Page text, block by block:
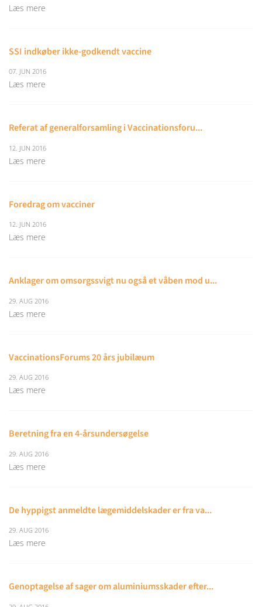
Læs mere
SSI indkøber ikke-godkendt vaccine
07. JUN 2016
Læs mere
Referat af generalforsamling i Vaccinationsforu...
12. JUN 2016
Læs mere
Foredrag om vacciner
12. JUN 2016
Læs mere
Anklager om omsorgssvigt nu også et våben mod u...
29. AUG 2016
Læs mere
VaccinationsForums 20 års jubilæum
29. AUG 2016
Læs mere
Beretning fra en 4-årsundersøgelse
29. AUG 2016
Læs mere
De hyppigst anmeldte lægemiddelskader er fra va...
29. AUG 2016
Læs mere
Genoptagelse af sager om aluminiumsskader efter...